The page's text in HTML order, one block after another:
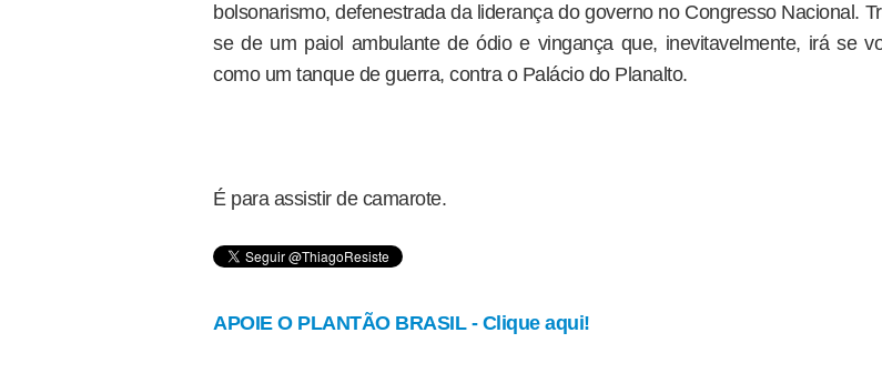
bolsonarismo, defenestrada da liderança do governo no Congresso Nacional.
se de um paiol ambulante de ódio e vingança que, inevitavelmente, irá se
como um tanque de guerra, contra o Palácio do Planalto.
É para assistir de camarote.
APOIE O PLANTÃO BRASIL - Clique aqui!